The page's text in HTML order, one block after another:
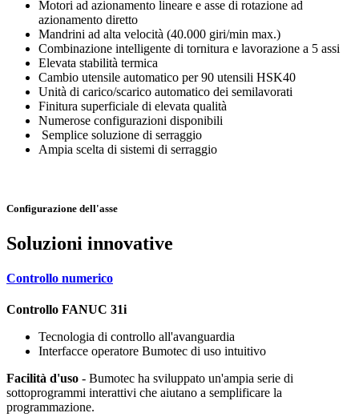
Motori ad azionamento lineare e asse di rotazione ad
azionamento diretto
Mandrini ad alta velocità (40.000 giri/min max.)
Combinazione intelligente di tornitura e lavorazione a 5 assi
Elevata stabilità termica
Cambio utensile automatico per 90 utensili HSK40
Unità di carico/scarico automatico dei semilavorati
Finitura superficiale di elevata qualità
Numerose configurazioni disponibili
Semplice soluzione di serraggio
Ampia scelta di sistemi di serraggio
Configurazione dell'asse
Soluzioni innovative
Controllo numerico
Controllo FANUC 31i
Tecnologia di controllo all'avanguardia
Interfacce operatore Bumotec di uso intuitivo
Facilità d'uso - Bumotec ha sviluppato un'ampia serie di
sottoprogrammi interattivi che aiutano a semplificare la
programmazione.